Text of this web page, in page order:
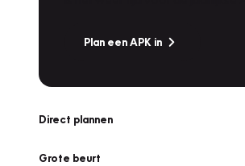
Plan een APK in
Direct plannen
Grote beurt